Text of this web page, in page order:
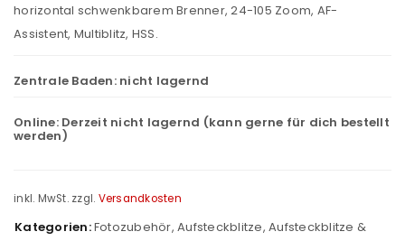
horizontal schwenkbarem Brenner, 24-105 Zoom, AF-
Assistent, Multiblitz, HSS.
Zentrale Baden: nicht lagernd
Online: Derzeit nicht lagernd (kann gerne für dich bestellt
werden)
inkl. MwSt. zzgl. Versandkosten
Kategorien:Fotozubehör, Aufsteckblitze, Aufsteckblitze &